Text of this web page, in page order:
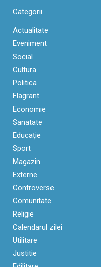
Categorii
Actualitate
Eveniment
Social
Cultura
Politica
Flagrant
Economie
Sanatate
Educaţie
Sport
Magazin
Externe
Controverse
Comunitate
Religie
Calendarul zilei
Utilitare
Justitie